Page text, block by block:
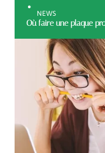
NEWS
Où faire une plaque